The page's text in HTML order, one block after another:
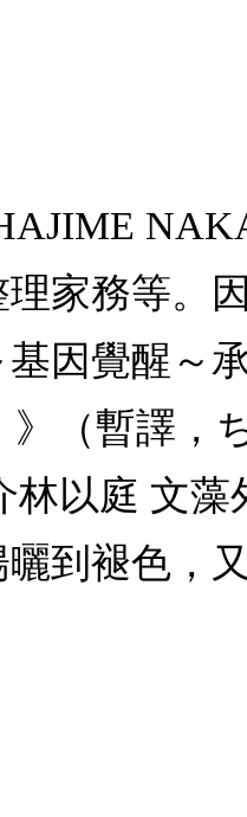
家務等。
因覺醒～
（暫譯，
以庭 文
到褪色，